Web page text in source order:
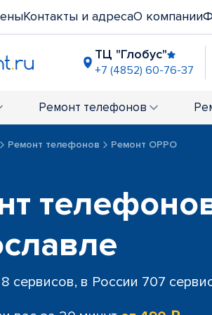
Контакты и адресаО компании
ТЦ "Глобус"
+7 (4852) 60-76-37
+7 (4852) 23-04-83
Ремонт телефонов
Ремонт телефонов Ремонт OPPO
сервисов, в России 707